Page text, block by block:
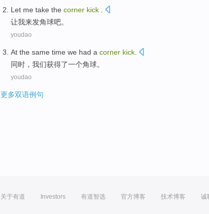
Let me take the corner kick
让我来发角球吧。
youdao
At the same time we had a corner kick
同时 ， 我们获得了一个角球。
youdao
更多双语例句
关于有道 Investors 有道智选 官方博客 技术博客 诚